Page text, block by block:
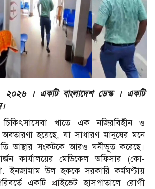
। একটি বাংলাদেশ ডেস্ক । একটি
চিকিৎসাসেবা খাতে এক নজিরবিহীন ও
হয়েছে, যা সাধারণ মানুষের মনে
আস্থার সংকটকে আরও ঘনীভূত করেছে।
কার্যালয়ের মেডিকেল অফিসার (কো-
ইনজামাম উল হককে সরকারি কর্মঘণ্টায়
একটি প্রাইভেট হাসপাতালে রোগী